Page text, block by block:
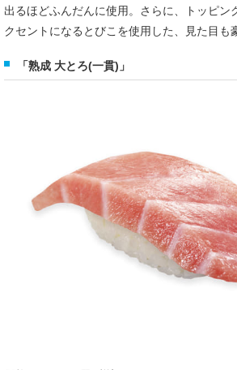
出るほどふんだんに使用。さらに、トッピン
クセントになるとびこを使用した、見た目も
「熟成 大とろ(一貫)」